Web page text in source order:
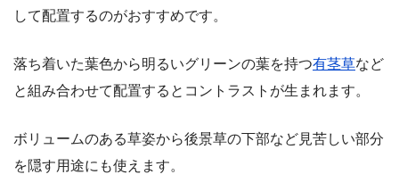
して配置するのがおすすめです。
落ち着いた葉色から明るいグリーンの葉を持つ有茎草など
と組み合わせて配置するとコントラストが生まれます。
ボリュームのある草姿から後景草の下部など見苦しい部分
を隠す用途にも使えます。